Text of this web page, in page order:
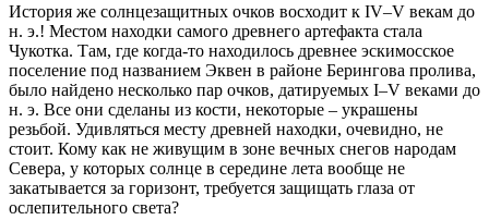
История же солнцезащитных очков восходит к IV–V векам до
н. э.! Местом находки самого древнего артефакта стала
Чукотка. Там, где когда-то находилось древнее эскимосское
поселение под названием Эквен в районе Берингова пролива,
было найдено несколько пар очков, датируемых I–V веками до
н. э. Все они сделаны из кости, некоторые – украшены
резьбой. Удивляться месту древней находки, очевидно, не
стоит. Кому как не живущим в зоне вечных снегов народам
Севера, у которых солнце в середине лета вообще не
закатывается за горизонт, требуется защищать глаза от
ослепительного света?